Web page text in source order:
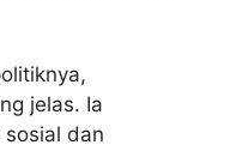
jelas. Ia
dan